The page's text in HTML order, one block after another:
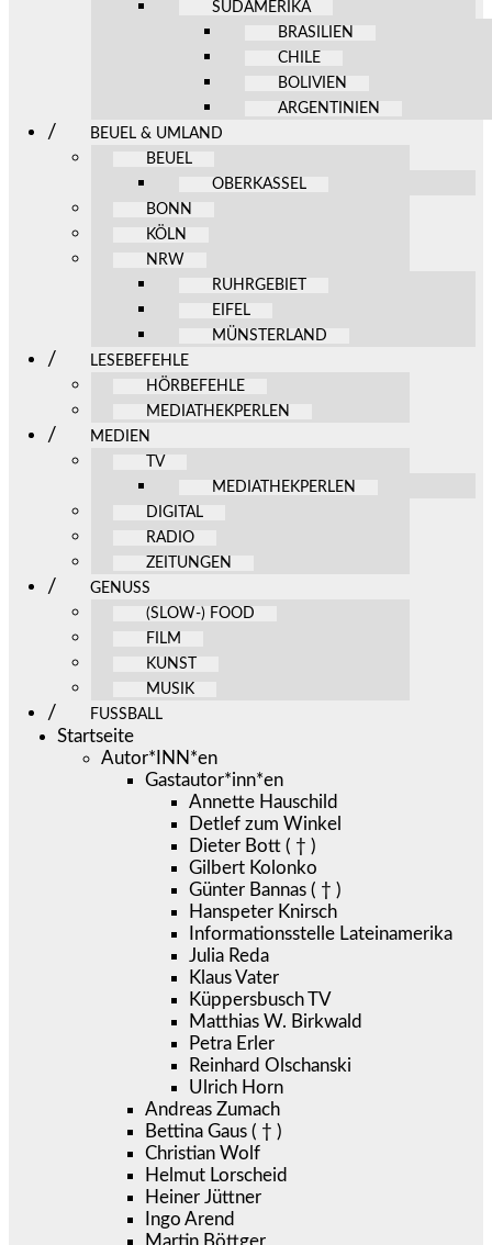
SÜDAMERIKA
BRASILIEN
CHILE
BOLIVIEN
ARGENTINIEN
BEUEL & UMLAND
BEUEL
OBERKASSEL
BONN
KÖLN
NRW
RUHRGEBIET
EIFEL
MÜNSTERLAND
LESEBEFEHLE
HÖRBEFEHLE
MEDIATHEKPERLEN
MEDIEN
TV
MEDIATHEKPERLEN
DIGITAL
RADIO
ZEITUNGEN
GENUSS
(SLOW-) FOOD
FILM
KUNST
MUSIK
FUSSBALL
Startseite
Autor*INN*en
Gastautor*inn*en
Annette Hauschild
Detlef zum Winkel
Dieter Bott ( † )
Gilbert Kolonko
Günter Bannas ( † )
Hanspeter Knirsch
Informationsstelle Lateinamerika
Julia Reda
Klaus Vater
Küppersbusch TV
Matthias W. Birkwald
Petra Erler
Reinhard Olschanski
Ulrich Horn
Andreas Zumach
Bettina Gaus ( † )
Christian Wolf
Helmut Lorscheid
Heiner Jüttner
Ingo Arend
Martin Böttger